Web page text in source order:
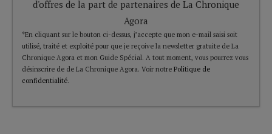
d'offres de la part de partenaires de La Chronique
Agora
*En cliquant sur le bouton ci-dessus, j’accepte que mon e-mail saisi soit
utilisé, traité et exploité pour que je reçoive la newsletter gratuite de La
Chronique Agora et mon Guide Spécial. A tout moment, vous pourrez vous
désinscrire de de La Chronique Agora. Voir notre Politique de
confidentialité.